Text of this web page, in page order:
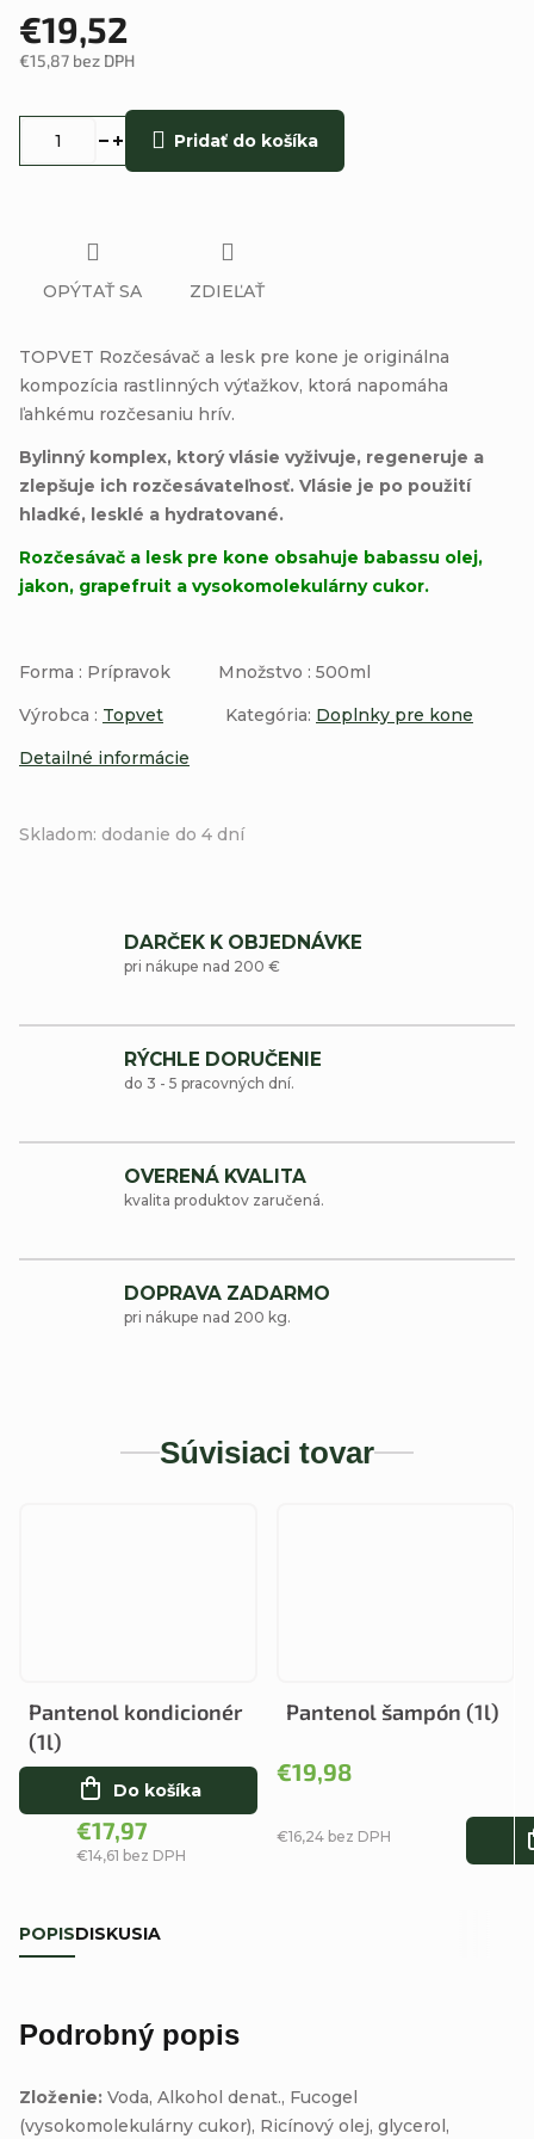
€19,52
€15,87 bez DPH
Skladom: dodanie do 4 dní
Pridať do košíka
TOPVET Rozčesávač a lesk pre kone je originálna
kompozícia rastlinných výťažkov, ktorá napomáha
ľahkému rozčesaniu hrív.
Bylinný komplex, ktorý vlásie vyživuje, regeneruje a
zlepšuje ich rozčesávateľnosť. Vlásie je po použití
hladké, lesklé a hydratované.
Rozčesávač a lesk pre kone obsahuje babassu olej,
jakon, grapefruit a vysokomolekulárny cukor.
Forma : Prípravok Množstvo : 500ml
Výrobca : Topvet Kategória: Doplnky pre kone
Detailné informácie
OPÝTAŤ SA ZDIEĽAŤ
DARČEK K OBJEDNÁVKE
pri nákupe nad 200 €
RÝCHLE DORUČENIE
do 3 - 5 pracovných dní.
OVERENÁ KVALITA
kvalita produktov zaručená.
DOPRAVA ZADARMO
pri nákupe nad 200 kg.
Súvisiaci tovar
Pantenol kondicionér
(1l)
€14,61 bez DPH
€17,97
Do košíka
Pantenol šampón (1l)
€16,24 bez DPH
€19,98
POPISDISKUSIA
Podrobný popis
Zloženie: Voda, Alkohol denat., Fucogel
(vysokomolekulárny cukor), Ricínový olej, glycerol,